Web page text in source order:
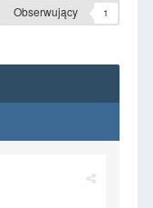
Obserwujący 1